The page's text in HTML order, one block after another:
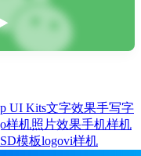
UI Kits文字效果手写字
样机照片效果手机样机
模板logovi样机